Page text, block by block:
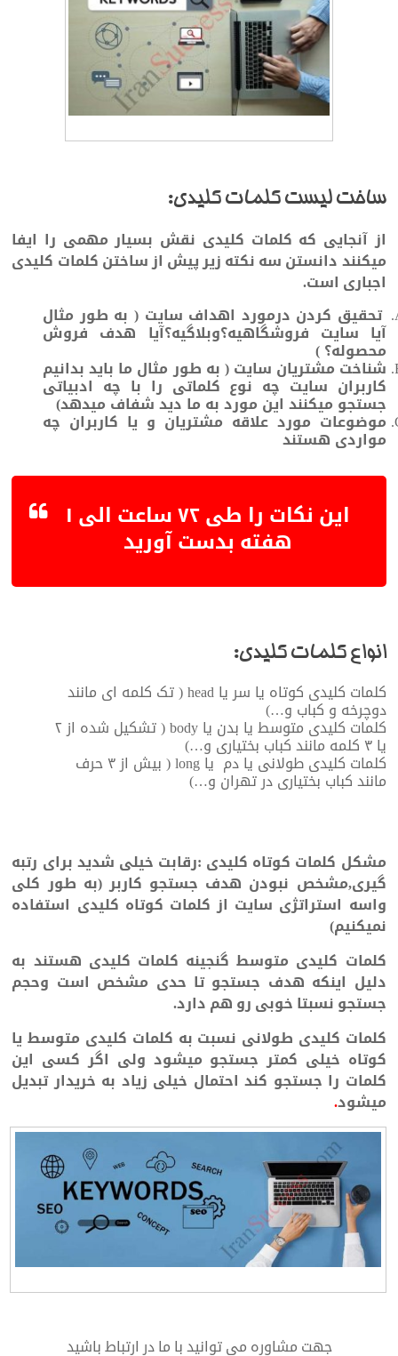
ساخت لیست کلمات کلیدی:
از آنجایی که کلمات کلیدی نقش بسیار مهمی را ایفا
میکنند دانستن سه نکته زیر پیش از ساختن کلمات کلیدی
اجباری است.
تحقیق کردن درمورد اهداف سایت ( به طور مثال
آیا سایت فروشگاهیه؟وبلاگیه؟آیا هدف فروش
محصوله؟ )
شناخت مشتریان سایت ( به طور مثال ما باید بدانیم
کاربران سایت چه نوع کلماتی را با چه ادبیاتی
جستجو میکنند این مورد به ما دید شفاف میدهد)
موضوعات مورد علاقه مشتریان و یا کاربران چه
مواردی هستند
این نکات را طی ۷۲ ساعت الی ۱
هفته بدست آورید
انواع کلمات کلیدی:
کلمات کلیدی کوتاه یا سر یا head ( تک کلمه ای مانند
دوچرخه و کباب و…)
کلمات کلیدی متوسط یا بدن یا body ( تشکیل شده از ۲
یا ۳ کلمه مانند کباب بختیاری و…)
کلمات کلیدی طولانی یا دم یا long ( بیش از ۳ حرف
مانند کباب بختیاری در تهران و…)
مشکل کلمات کوتاه کلیدی :رقابت خیلی شدید برای رتبه
گیری,مشخص نبودن هدف جستجو کاربر (به طور کلی
واسه استراتژی سایت از کلمات کوتاه کلیدی استفاده
نمیکنیم)
کلمات کلیدی متوسط گنجینه کلمات کلیدی هستند به
دلیل اینکه هدف جستجو تا حدی مشخص است وحجم
جستجو نسبتا خوبی رو هم دارد.
کلمات کلیدی طولانی نسبت به کلمات کلیدی متوسط یا
کوتاه خیلی کمتر جستجو میشود ولی اگر کسی این
کلمات را جستجو کند احتمال خیلی زیاد به خریدار تبدیل
میشود.
جهت مشاوره می توانید با ما در ارتباط باشید